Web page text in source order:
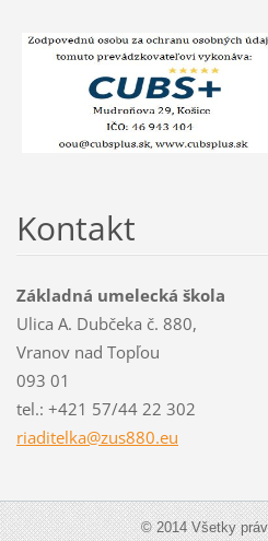
Kontakt
Základná umelecká škola
Ulica A. Dubčeka č. 880,
Vranov nad Topľou
093 01
tel.: +421 57/44 22 302
riaditelka@zus880.eu
© 2014 Všetky